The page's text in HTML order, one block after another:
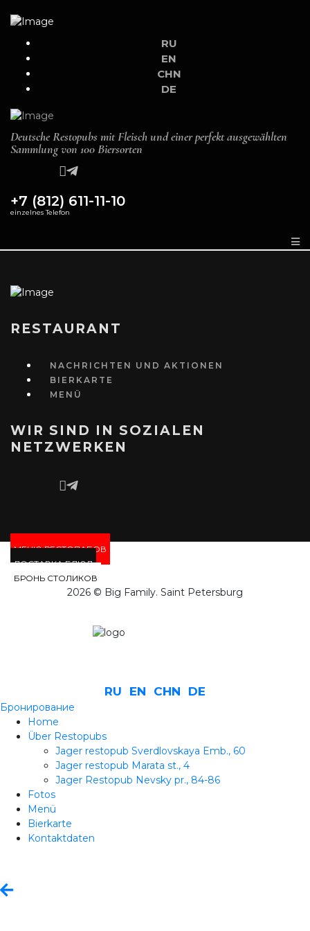
RU
EN
CHN
DE
Deutsche Restopubs mit Fleisch und einer perfekt ausgewählten
Sammlung von 100 Biersorten
+7 (812) 611-11-10
einzelnes Telefon
RESTAURANT
NACHRICHTEN UND AKTIONEN
BIERKARTE
MENÜ
WIR SIND IN SOZIALEN
NETZWERKEN
МЕНЮ РЕСТОПАБОВ
ДОСТАВКА БЛЮД
БРОНЬ СТОЛИКОВ
2026 © Big Family. Saint Petersburg
RU EN CHN DE
Бронирование
Home
Über Restopubs
Jager restopub Sverdlovskaya Emb., 60
Jager restopub Marata st., 4
Jager Restopub Nevsky pr., 84-86
Fotos
Menü
Bierkarte
Kontaktdaten